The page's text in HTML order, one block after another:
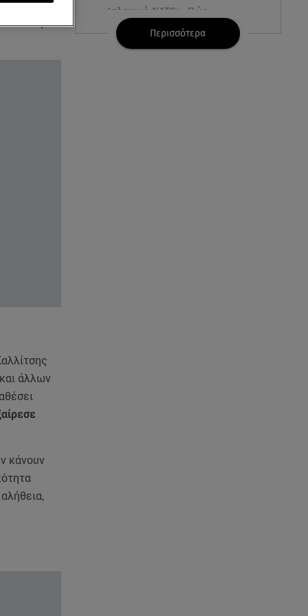
«Ισλαμικό ΝΑΤΟ»: Πώς
επηρεάζεται η Ελλάδα από τη
νέα συμμαχία
Περισσότερα
απόπειρα
άλλων
κάνουν